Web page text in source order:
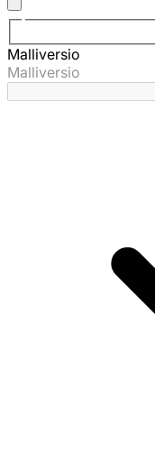
Malliversio
Malliversio